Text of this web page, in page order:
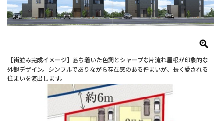
【街並み完成イメージ】落ち着いた色調とシャープな片流れ屋根が印象的な
外観デザイン。シンプルでありながら存在感のある佇まいが、長く愛される
住まいを演出します。